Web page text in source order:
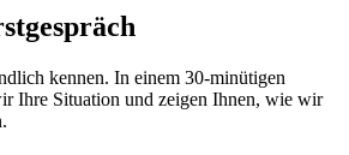
kennen. In einem 30-minütigen
Ihre Situation und zeigen Ihnen, wie wir